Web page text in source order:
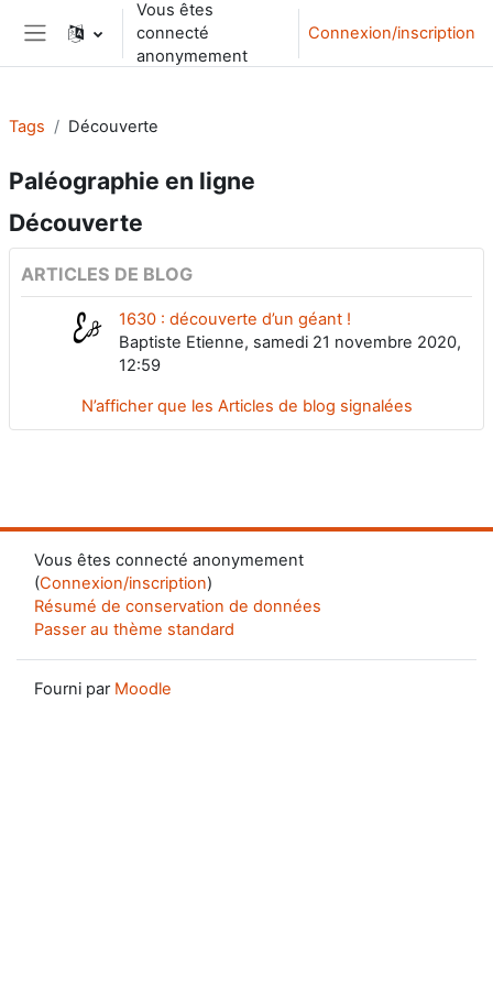
Passer au contenu principal
Panneau latéral
Vous êtes
connecté
anonymement
Connexion/inscription
Tags Découverte
Paléographie en ligne
Découverte
ARTICLES DE BLOG
1630 : découverte d’un géant !
Baptiste Etienne, samedi 21 novembre 2020,
12:59
N’afficher que les Articles de blog signalées
Vous êtes connecté anonymement
(Connexion/inscription)
Résumé de conservation de données
Passer au thème standard
Fourni par Moodle